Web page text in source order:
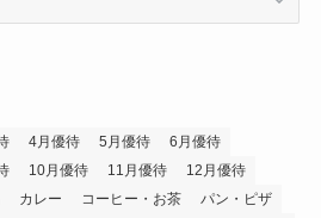
4月優待 5月優待
6月優待
10月優待 11月優待
12月優待
カレー コーヒー・お茶
パン・ピザ